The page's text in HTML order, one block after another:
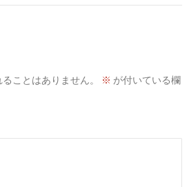
ことはありません。 ※ が付いている欄